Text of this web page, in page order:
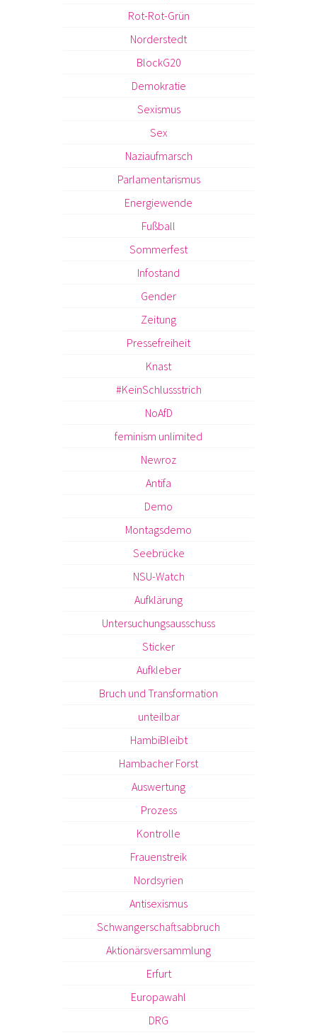
Rot-Rot-Grün
Norderstedt
BlockG20
Demokratie
Sexismus
Sex
Naziaufmarsch
Parlamentarismus
Energiewende
Fußball
Sommerfest
Infostand
Gender
Zeitung
Pressefreiheit
Knast
#KeinSchlussstrich
NoAfD
feminism unlimited
Newroz
Antifa
Demo
Montagsdemo
Seebrücke
NSU-Watch
Aufklärung
Untersuchungsausschuss
Sticker
Aufkleber
Bruch und Transformation
unteilbar
HambiBleibt
Hambacher Forst
Auswertung
Prozess
Kontrolle
Frauenstreik
Nordsyrien
Antisexismus
Schwangerschaftsabbruch
Aktionärsversammlung
Erfurt
Europawahl
DRG